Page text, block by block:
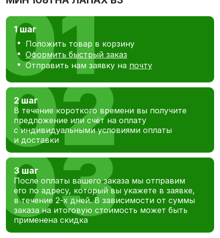
1 шаг
Положить товар в корзину
Оформить быстрый заказ
Отправить нам заявку на почту
2 шаг
В течение короткого времени вы получите
предложение или счёт на оплату
с индивидуальными условиями оплаты
и доставки
3 шаг
После оплаты вашего заказа мы отправим
его по адресу, который вы укажете в заявке,
в течение 2-х дней. В зависимости от суммы
заказа на итоговую стоимость может быть
применена скидка